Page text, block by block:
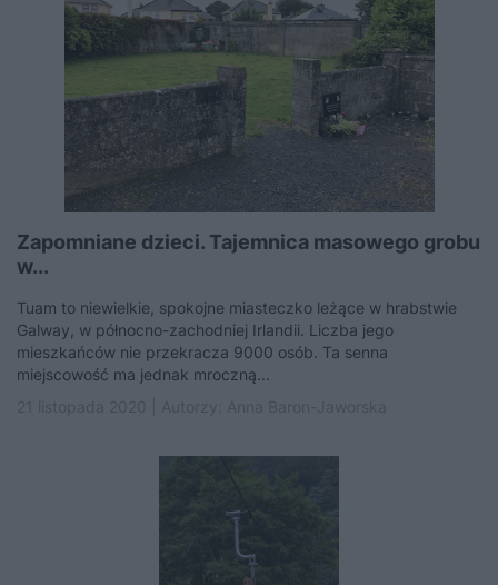
Zapomniane dzieci. Tajemnica masowego grobu
w...
Tuam to niewielkie, spokojne miasteczko leżące w hrabstwie
Galway, w północno-zachodniej Irlandii. Liczba jego
mieszkańców nie przekracza 9000 osób. Ta senna
miejscowość ma jednak mroczną...